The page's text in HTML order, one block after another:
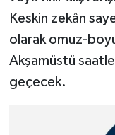
Keskin zekân
olarak omuz-
Akşamüstü
geçecek.